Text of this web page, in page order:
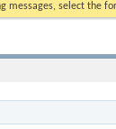
messages, select the